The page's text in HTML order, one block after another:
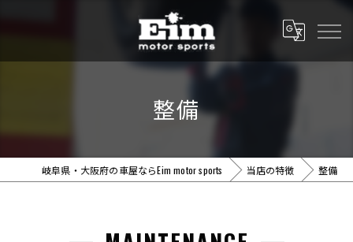
整備
岐阜県・大阪府の車屋ならEim motor sports 当店の特徴 整備